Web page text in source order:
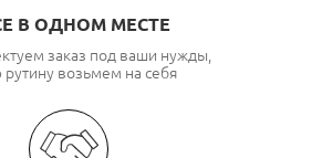
В ОДНОМ МЕСТЕ
заказ под ваши нужды,
рутину возьмем на себя